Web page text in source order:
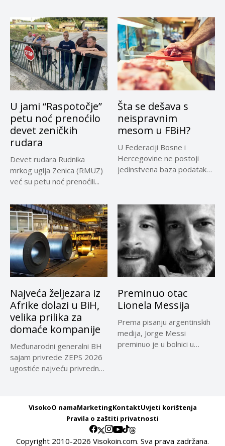
U jami “Raspotočje”
petu noć prenoćilo
devet zeničkih
rudara
Devet rudara Rudnika
mrkog uglja Zenica (RMUZ)
već su petu noć prenoćili...
Šta se dešava s
neispravnim
mesom u FBiH?
U Federaciji Bosne i
Hercegovine ne postoji
jedinstvena baza podataka
Najveća željezara iz
Afrike dolazi u BiH,
velika prilika za
domaće kompanije
Međunarodni generalni BH
sajam privrede ZEPS 2026
ugostiće najveću privrednu
Preminuo otac
Lionela Messija
Prema pisanju argentinskih
medija, Jorge Messi
preminuo je u bolnici u
VisokoO namaMarketingKontaktUvjeti korištenja
Pravila o zaštiti privatnosti
Copyright 2010-2026 Visokoin.com. Sva prava zadržana.